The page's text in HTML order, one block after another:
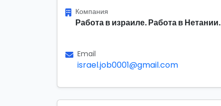
Компания
Работа в израиле. Работа в Нетании.
Email
israel.job0001@gmail.com